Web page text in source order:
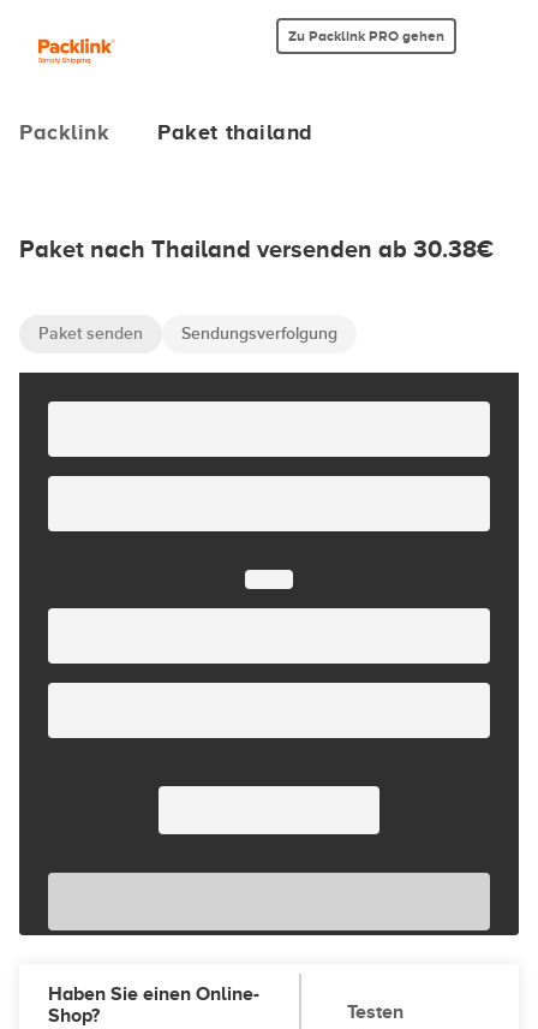
Zu Packlink PRO gehen
Packlink Paket thailand
Paket nach Thailand versenden ab 30.38€
Paket senden Sendungsverfolgung
Haben Sie einen Online-
Shop?
Testen